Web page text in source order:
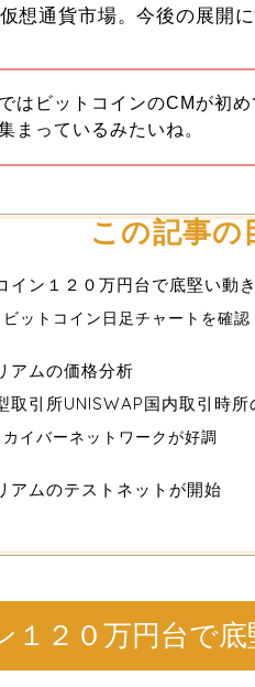
想通貨市場。今後の展開に
はビットコインのCMが初
まっているみたいね。
この記事の
イン１２０万円台で底堅い動き
ビットコイン日足チャートを確認
アムの価格分析
取引所UNISWAP国内取引時所
カイバーネットワークが好調
アムのテストネットが開始
１２０万円台で底